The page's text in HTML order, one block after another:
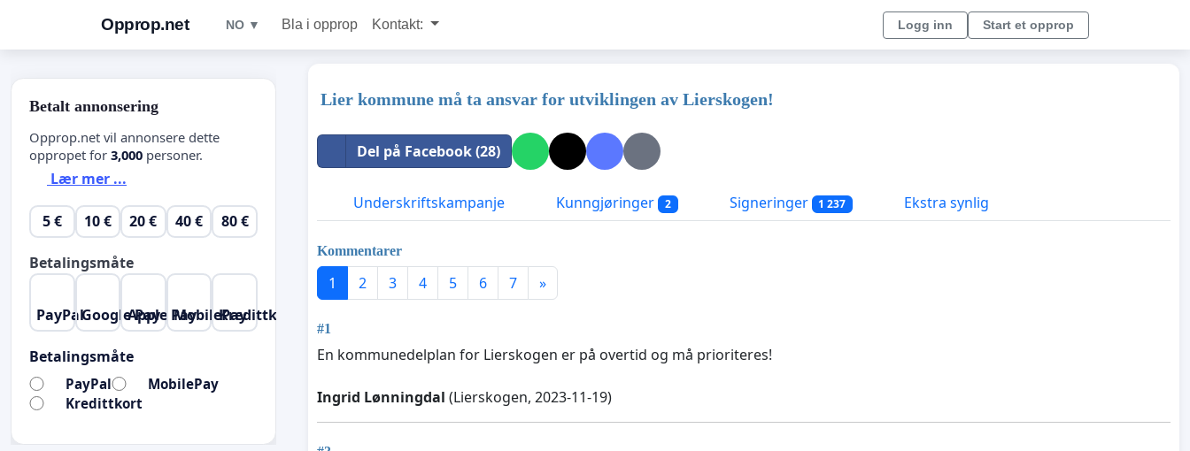
Opprop.net NO ▼ Bla i opprop Kontakt: Logg inn Start et opprop
Lier kommune må ta ansvar for utviklingen av Lierskogen!
Del på Facebook (28)
Underskriftskampanje Kunngjøringer 2 Signeringer 1 237 Ekstra synlig
Kommentarer
1 2 3 4 5 6 7 »
#1
En kommunedelplan for Lierskogen er på overtid og må prioriteres!
Ingrid Lønningdal (Lierskogen, 2023-11-19)
Betalt annonsering
Opprop.net vil annonsere dette
oppropet for 3,000 personer.
Lær mer ...
5 € 10 € 20 € 40 € 80 €
Betalingsmåte
PayPalGoogle PayApple PayMobilePayKredittkort
Betalingsmåte
PayPal
MobilePay
Kredittkort